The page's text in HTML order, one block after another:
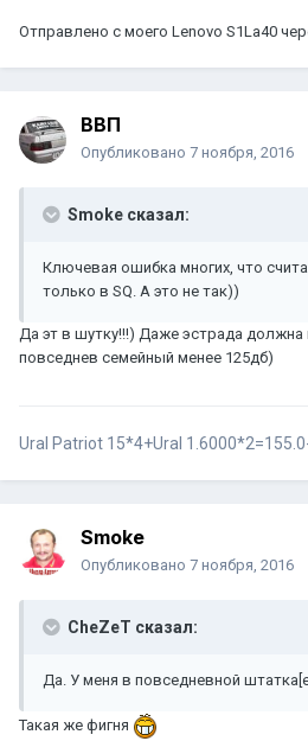
Отправлено с моего Lenovo S1La40
ВВП
Опубликовано 7 ноября, 2016
Smoke сказал:
Ключевая ошибка многих, что
только в SQ. А это не так))
Да эт в шутку!!!) Даже эстрада должна
повседнев семейный менее 125дб)
Ural Patriot 15*4+Ural
Smoke
Опубликовано 7 ноября, 2016
CheZeT сказал:
Да. У меня в повседневной
Такая же фигня